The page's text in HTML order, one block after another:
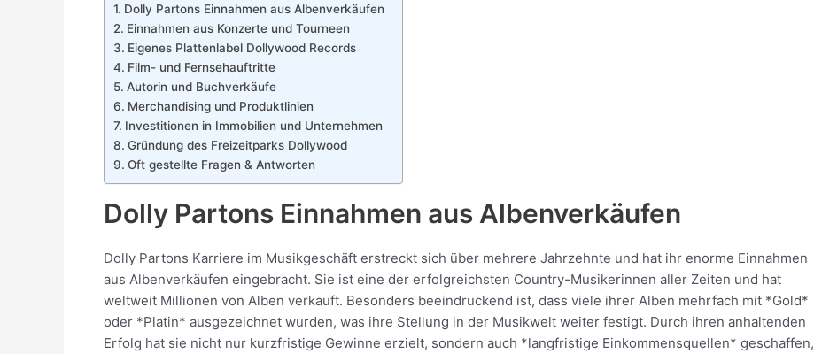
Dolly Partons Einnahmen aus Albenverkäufen
Einnahmen aus Konzerte und Tourneen
Eigenes Plattenlabel Dollywood Records
Film- und Fernsehauftritte
Autorin und Buchverkäufe
Merchandising und Produktlinien
Investitionen in Immobilien und Unternehmen
Gründung des Freizeitparks Dollywood
Oft gestellte Fragen & Antworten
Dolly Partons Einnahmen aus Albenverkäufen
Dolly Partons Karriere im Musikgeschäft erstreckt sich über mehrere Jahrzehnte und hat ihr enorme Einnahmen
aus Albenverkäufen eingebracht. Sie ist eine der erfolgreichsten Country-Musikerinnen aller Zeiten und hat
weltweit Millionen von Alben verkauft. Besonders beeindruckend ist, dass viele ihrer Alben mehrfach mit *Gold*
oder *Platin* ausgezeichnet wurden, was ihre Stellung in der Musikwelt weiter festigt. Durch ihren anhaltenden
Erfolg hat sie nicht nur kurzfristige Gewinne erzielt, sondern auch *langfristige Einkommensquellen* geschaffen,